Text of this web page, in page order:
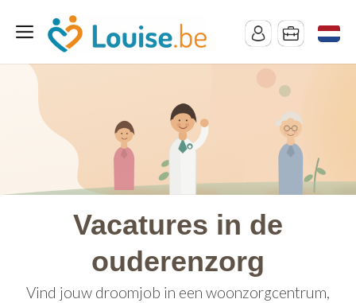
Vacatures in de
ouderenzorg
Vind jouw droomjob in een woonzorgcentrum,